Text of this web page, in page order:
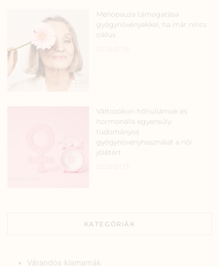
Menopauza támogatása
gyógynövényekkel, ha már nincs
ciklus
Változókori hőhullámok és
hormonális egyensúly:
tudományos
gyógynövényhasználat a női
jólétért
KATEGÓRIÁK
Várandós kismamák